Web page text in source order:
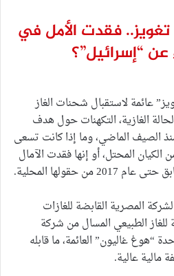
وحدات تغويز.. فقدت الأمل في
“إسرائيل”؟
“وحدات تغويز” عائمة لاستقبال شحنات الغاز
الغازية، التكهنات حول هدف
الصيف الماضي، وما إذا كانت تسعى
الكيان المحتل، أو إنها فقدت الآمال
حقولها المحلية.
المصرية القابضة للغازات
الطبيعي المسال من شركة
“هوغ غاليون” العائمة، ما قابله
مالية عالية.